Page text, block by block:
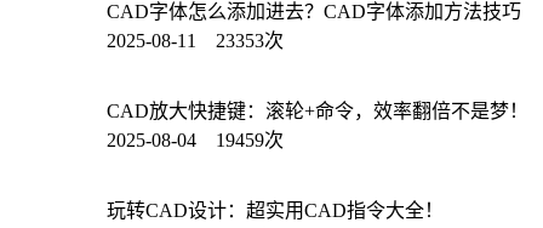
CAD字体怎么添加进去？CAD字体添加方法技巧
2025-08-11 23353次
CAD放大快捷键：滚轮+命令，效率翻倍不是梦！
2025-08-04 19459次
玩转CAD设计：超实用CAD指令大全！